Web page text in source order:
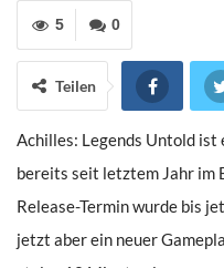
0
5
Teilen
Achilles: Legends Untold ist
bereits seit letztem Jahr im
Release-Termin wurde bis
jetzt aber ein neuer